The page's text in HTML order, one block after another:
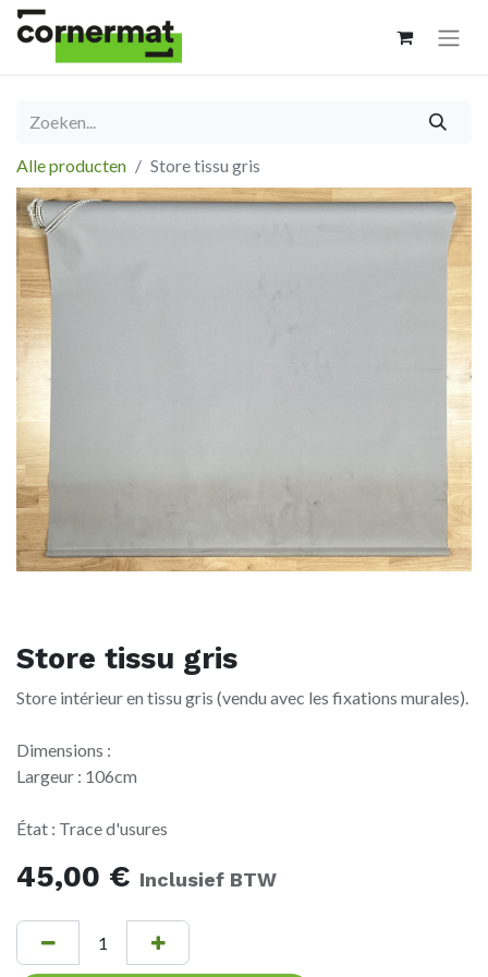
Alle producten Store tissu gris
Store tissu gris
Store intérieur en tissu gris (vendu avec les fixations murales).
Dimensions :
Largeur : 106cm
État : Trace d'usures
45,00 € Inclusief BTW